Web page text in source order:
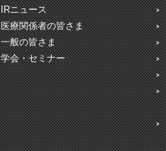
IRニュース
医療関係者の皆さま
一般の皆さま
学会・セミナー